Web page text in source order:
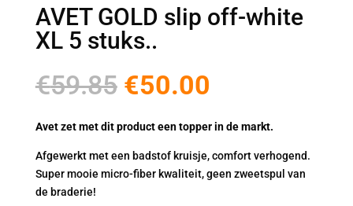
AVET GOLD slip off-white
XL 5 stuks..
€59.85 Oorspronkelijke
prijs
was:
€59.85.
€50.00
is:
€50.00.
Avet zet met dit product een topper in de markt.
Afgewerkt met een badstof kruisje, comfort verhogend.
Super mooie micro-fiber kwaliteit, geen zweetspul van
de braderie!